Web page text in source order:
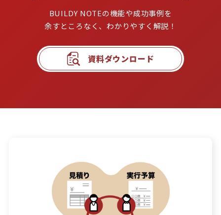
BUILDY NOTEの機能や成功事例を
余すところなく、わかりやすく解説！
資料ダウンロード